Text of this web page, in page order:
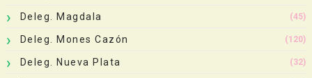
Deleg. Magdala (45)
Deleg. Mones Cazón (120)
Deleg. Nueva Plata (32)